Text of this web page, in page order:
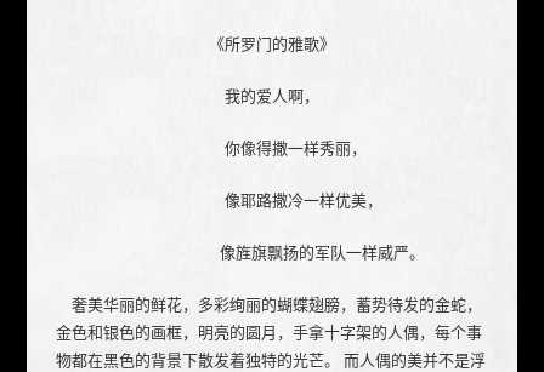
《所罗门的雅歌》
我的爱人啊，
你像得撒一样秀丽，
像耶路撒冷一样优美，
像旌旗飘扬的军队一样威严。
奢美华丽的鲜花，多彩绚丽的蝴蝶翅膀，蓄势待发的金蛇，
金色和银色的画框，明亮的圆月，手拿十字架的人偶，每个事
物都在黑色的背景下散发着独特的光芒。 而人偶的美并不是浮